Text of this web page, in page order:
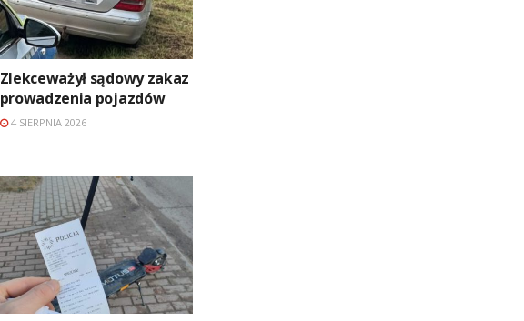
Zlekceważył sądowy zakaz
prowadzenia pojazdów
4 SIERPNIA 2026